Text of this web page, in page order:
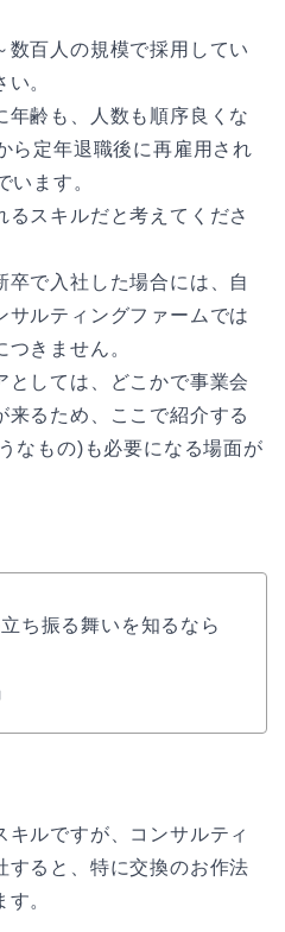
数百人の規模で採用してい
。
年齢も、人数も順序良くな
ら定年退職後に再雇用され
います。
スキルだと考えてくださ
卒で入社した場合には、自
サルティングファームでは
きません。
としては、どこかで事業会
るため、ここで紹介する
なもの)も必要になる場面が
ち振る舞いを知るなら
ルですが、コンサルティ
すると、特に交換のお作法
。